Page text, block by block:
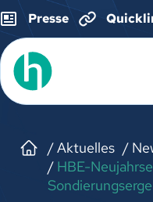
Presse
Aktuelles
HBE-